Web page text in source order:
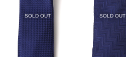
SOLD OUT SOLD OUT